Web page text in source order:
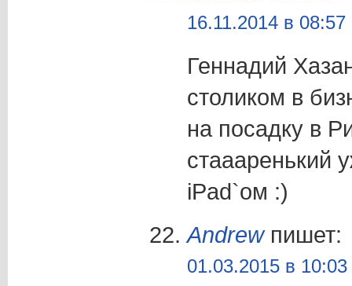
16.11.2014 в 08:57
Геннадий
столиком в
на посадку в
стаааренький
iPad`ом :)
Andrewпишет:
01.03.2015 в 10:03